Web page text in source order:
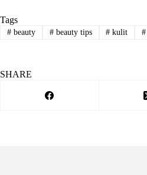
Tags
#beauty #beauty tips # kulit #
SHARE